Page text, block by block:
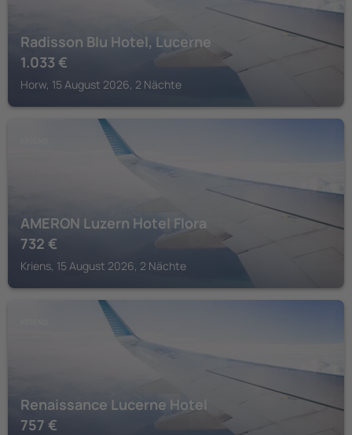
Radisson Blu Hotel, Lucerne
1.033 €
Horw, 15 August 2026, 2 Nächte
AMERON Luzern Hotel Flora
732 €
Kriens, 15 August 2026, 2 Nächte
Renaissance Lucerne Hotel
757 €